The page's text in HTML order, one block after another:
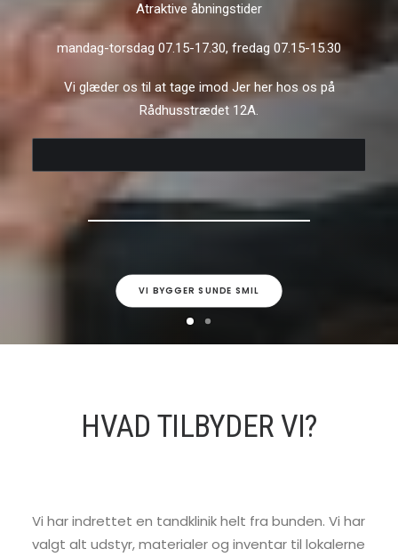
Atraktive åbningstider
mandag-torsdag 07.15-17.30, fredag 07.15-15.30
Vi glæder os til at tage imod Jer her hos os på
Rådhusstrædet 12A.
VI BYGGER SUNDE SMIL
HVAD TILBYDER VI?
Vi har indrettet en tandklinik helt fra bunden. Vi har
valgt alt udstyr, materialer og inventar til lokalerne